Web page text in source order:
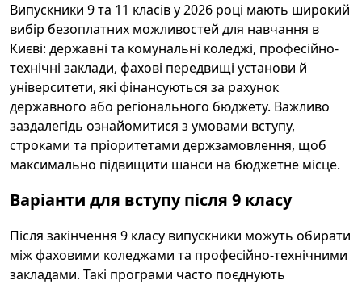
Випускники 9 та 11 класів у 2026 році мають широкий
вибір безоплатних можливостей для навчання в
Києві: державні та комунальні коледжі, професійно-
технічні заклади, фахові передвищі установи й
університети, які фінансуються за рахунок
державного або регіонального бюджету. Важливо
заздалегідь ознайомитися з умовами вступу,
строками та пріоритетами держзамовлення, щоб
максимально підвищити шанси на бюджетне місце.
Варіанти для вступу після 9 класу
Після закінчення 9 класу випускники можуть обирати
між фаховими коледжами та професійно-технічними
закладами. Такі програми часто поєднують